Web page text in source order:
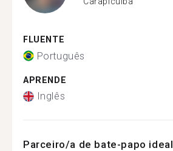
FLUENTE
Português
APRENDE
Inglês
Parceiro/a de bate-papo ideal